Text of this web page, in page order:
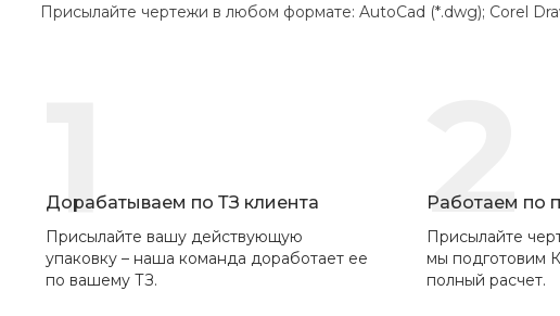
Присылайте чертежи в любом формате: AutoCad (*.dwg); Corel
1
Дорабатываем по ТЗ клиента
Присылайте вашу действующую
упаковку – наша команда доработает ее
по вашему ТЗ.
2
Работаем по
Присылайте
мы подготовим
полный расчет.